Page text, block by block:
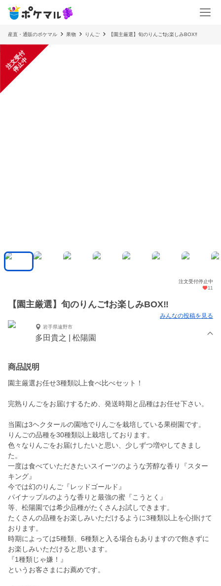
産直・通販のポケマル 果物 りんご 【園主厳選】旬のりんご❗️お楽しみBOX‼️
注
文
受
付
停
止
中
注文受付停止中
11
【園主厳選】旬のりんご❗️お楽しみBOX‼️
みんなの投稿を見る
岩手県遠野市
多田貴之 | 松陽園
商品説明
園主厳選お任せ3種類以上食べ比べセット！
完熟りんごをお届けするため、発送時期と品種はお任せ下さい。
当園は3ヘクタールの園地でりんごを栽培している果樹園です。
りんごの品種を30種類以上栽培しております。
色々なりんごをお届けしたいと思い、少しずつ増やしてきまし
た。
一度は食べていただきたいスイーツのような芳醇な香り『スター
キング』
今では幻のりんご『レッドゴールド』
パイナップルのような香りと最強の蜜『こうとく』
等、松陽園では希少品種がたくさんお試しできます。
たくさんの品種をお楽しみいただけるように3種類以上を心掛けて
おります。
時期によっては5種類、6種類と入る場合もありますので飽きずに
お楽しみいただけると思います。
『1種類じゃ嫌！』
というお客さまにお薦めです。